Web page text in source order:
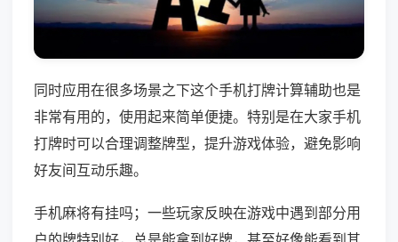
同时应用在很多场景之下这个手机打牌计算辅助也是
非常有用的，使用起来简单便捷。特别是在大家手机
打牌时可以合理调整牌型，提升游戏体验，避免影响
好友间互动乐趣。
手机麻将有挂吗；一些玩家反映在游戏中遇到部分用